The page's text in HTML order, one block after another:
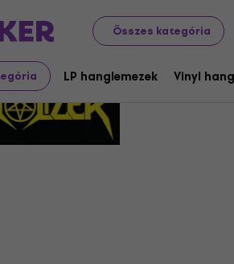
Összes kategória
LP hanglemezek Vinyl
Demolizer